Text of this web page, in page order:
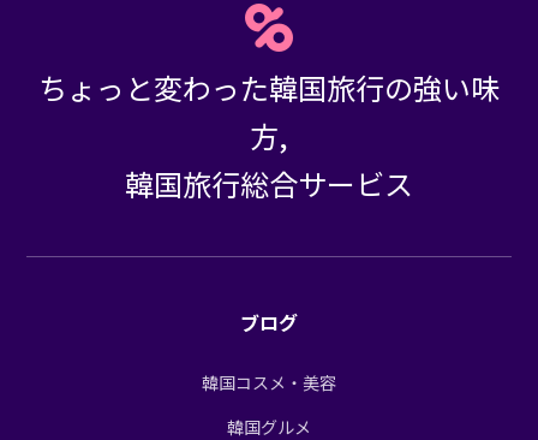
ちょっと変わった韓国旅行の強い味
方,
韓国旅行総合サービス
ブログ
韓国コスメ・美容
韓国グルメ